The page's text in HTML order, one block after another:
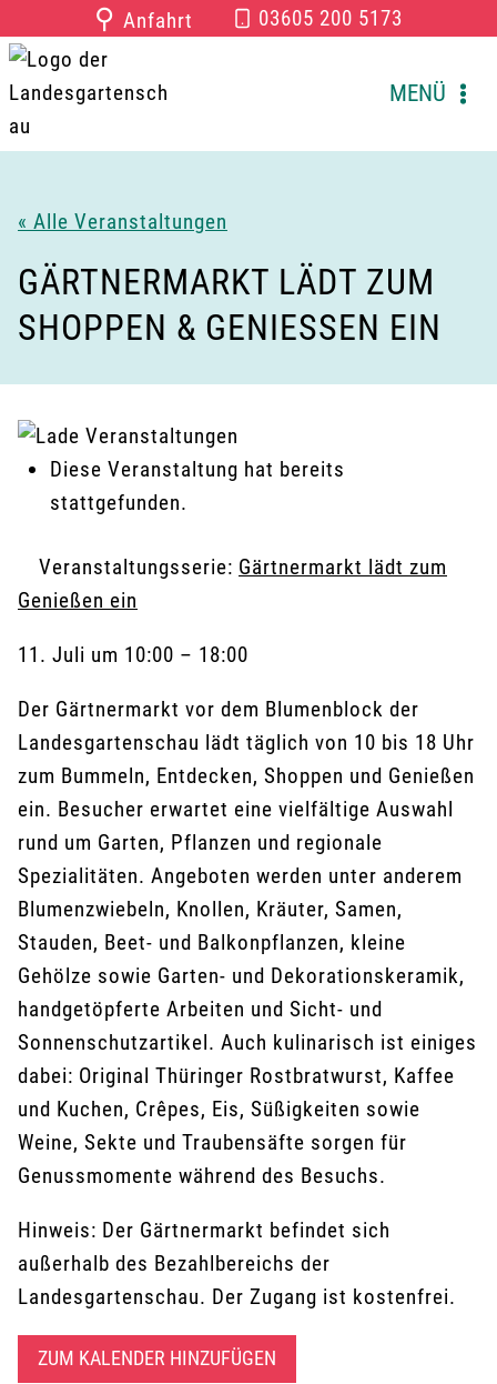
Inhalt
springen
⚲ Anfahrt 03605 200 5173
MENÜ
« Alle Veranstaltungen
GÄRTNERMARKT LÄDT ZUM
SHOPPEN & GENIESSEN EIN
Diese Veranstaltung hat bereits
stattgefunden.
Veranstaltungsserie: Gärtnermarkt lädt zum
Genießen ein
11. Juli um 10:00 – 18:00
Der Gärtnermarkt vor dem Blumenblock der
Landesgartenschau lädt täglich von 10 bis 18 Uhr
zum Bummeln, Entdecken, Shoppen und Genießen
ein. Besucher erwartet eine vielfältige Auswahl
rund um Garten, Pflanzen und regionale
Spezialitäten. Angeboten werden unter anderem
Blumenzwiebeln, Knollen, Kräuter, Samen,
Stauden, Beet- und Balkonpflanzen, kleine
Gehölze sowie Garten- und Dekorationskeramik,
handgetöpferte Arbeiten und Sicht- und
Sonnenschutzartikel. Auch kulinarisch ist einiges
dabei: Original Thüringer Rostbratwurst, Kaffee
und Kuchen, Crêpes, Eis, Süßigkeiten sowie
Weine, Sekte und Traubensäfte sorgen für
Genussmomente während des Besuchs.
Hinweis: Der Gärtnermarkt befindet sich
außerhalb des Bezahlbereichs der
Landesgartenschau. Der Zugang ist kostenfrei.
ZUM KALENDER HINZUFÜGEN